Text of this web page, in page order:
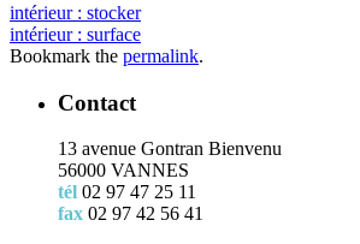
intérieur : stocker
intérieur : surface
Bookmark the permalink.
Contact
13 avenue Gontran Bienvenu
56000 VANNES
tél 02 97 47 25 11
fax 02 97 42 56 41